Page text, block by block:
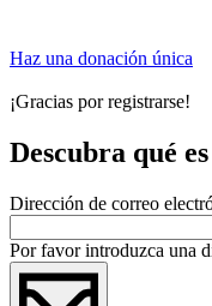
Haz una donación única
¡Gracias por registrarse!
Descubra qué
Dirección de correo
Por favor introduzca una